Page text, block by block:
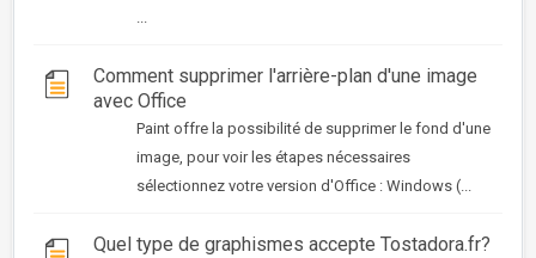
...
Comment supprimer l'arrière-plan d'une image
avec Office
Paint offre la possibilité de supprimer le fond d'une
image, pour voir les étapes nécessaires
sélectionnez votre version d'Office : Windows (...
Quel type de graphismes accepte Tostadora.fr?